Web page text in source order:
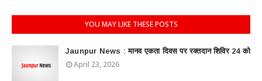
YOU MAY LIKE THESE POSTS
Jaunpur News : ​मानव एकता दिवस पर रक्तदान शिविर 24 को
April 23, 2026